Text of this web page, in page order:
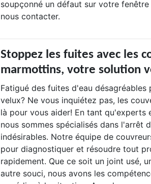
soupçonné un défaut sur votre
nous contacter.
Stoppez les fuites avec les
marmottins, votre solution
Fatigué des fuites d'eau désagréables
velux? Ne vous inquiétez pas, les
là pour vous aider! En tant qu'experts
nous sommes spécialisés dans l'arrêt
indésirables. Notre équipe de
pour diagnostiquer et résoudre tout
rapidement. Que ce soit un joint usé,
autre souci, nous avons les